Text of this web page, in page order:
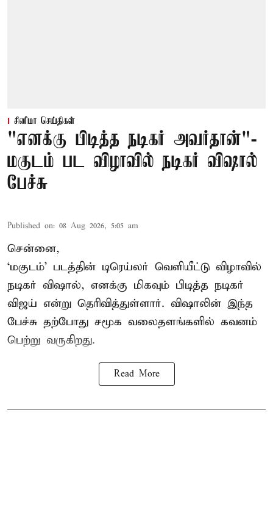
சினிமா செய்திகள்
"எனக்கு பிடித்த நடிகர் அவர்தான்"-
மகுடம் பட விழாவில் நடிகர் விஷால்
பேச்சு
Published on: 08 Aug 2026, 5:05 am
சென்னை,
‘மகுடம்’ படத்தின் டிரெய்லர் வெளியீட்டு விழாவில்
நடிகர் விஷால், எனக்கு மிகவும் பிடித்த நடிகர்
விஜய் என்று தெரிவித்துள்ளார். விஷாலின் இந்த
பேச்சு தற்போது சமூக வலைதளங்களில் கவனம்
பெற்று வருகிறது.
Read More